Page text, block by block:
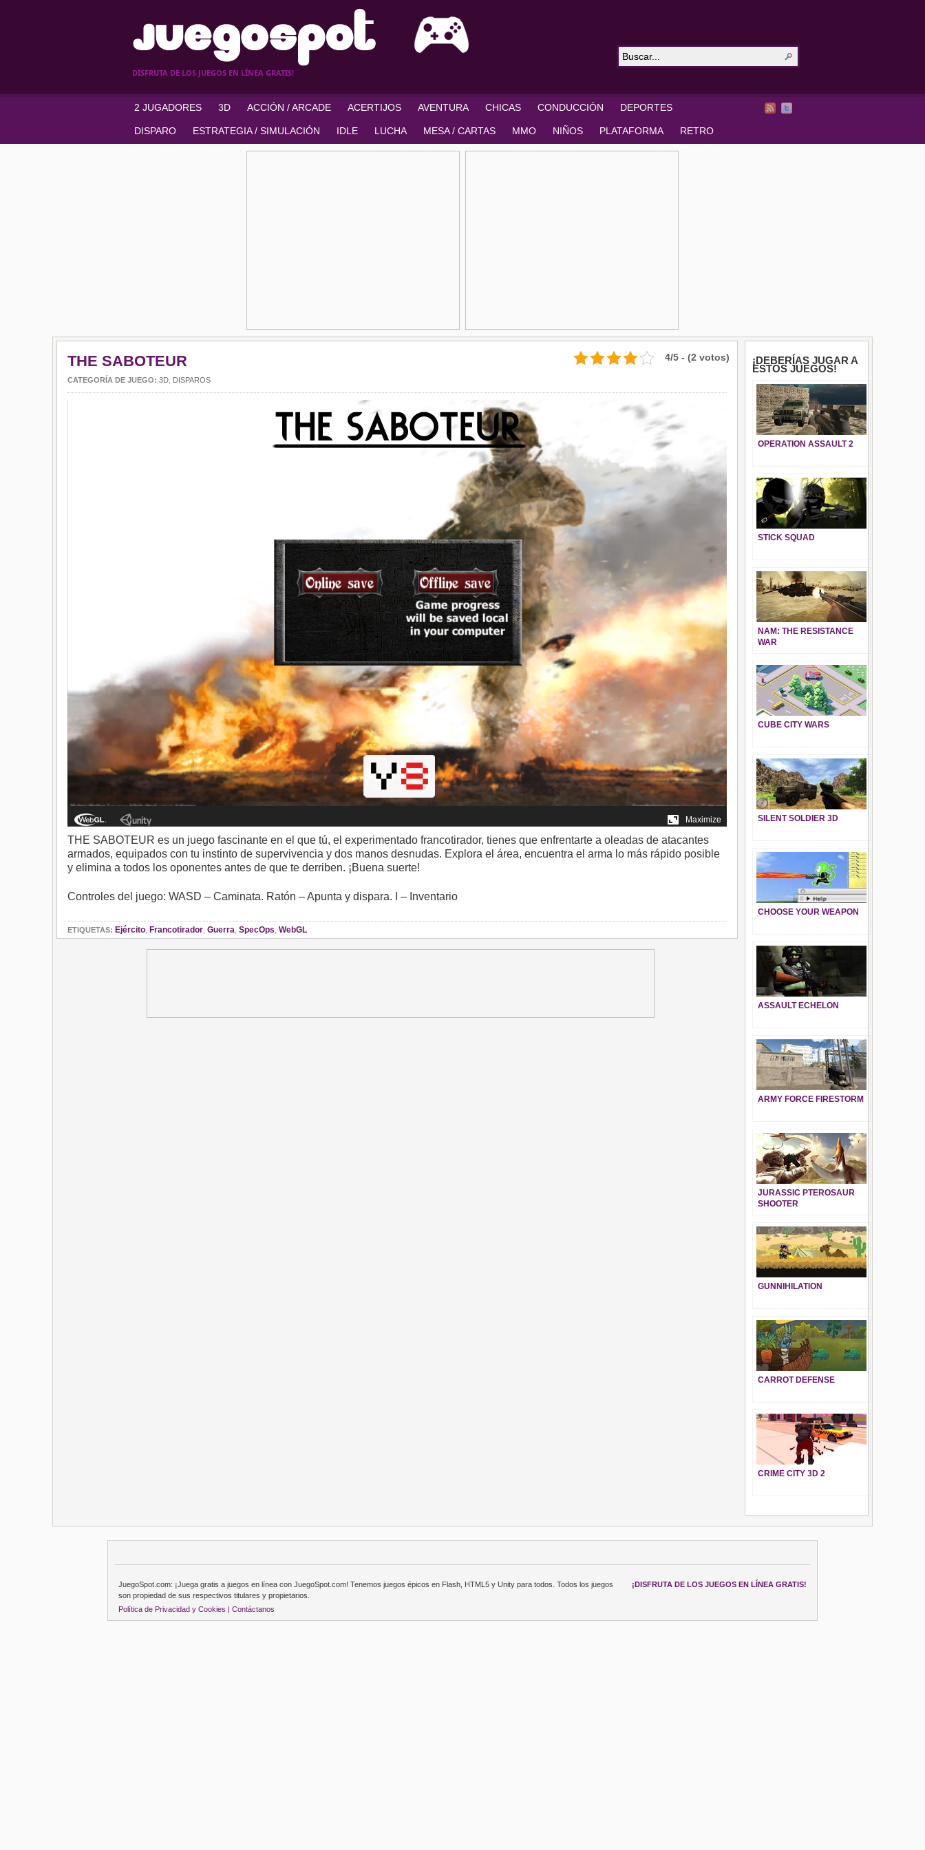
DISFRUTA DE LOS JUEGOS EN LÍNEA GRATIS!
2 JUGADORES 3D ACCIÓN / ARCADE ACERTIJOS AVENTURA CHICAS CONDUCCIÓN DEPORTES
DISPARO ESTRATEGIA / SIMULACIÓN IDLE LUCHA MESA / CARTAS MMO NIÑOS PLATAFORMA RETRO
4/5 - (2 votos)
THE SABOTEUR
CATEGORÍA DE JUEGO: 3D DISPAROS
THE SABOTEUR es un juego fascinante en el que tú, el experimentado francotirador, tienes que enfrentarte a oleadas de atacantes
armados, equipados con tu instinto de supervivencia y dos manos desnudas. Explora el área, encuentra el arma lo más rápido posible
y elimina a todos los oponentes antes de que te derriben. ¡Buena suerte!
Controles del juego: WASD – Caminata. Ratón – Apunta y dispara. I – Inventario
ETIQUETAS: Ejército, Francotirador, Guerra, SpecOps, WebGL
¡DEBERÍAS JUGAR A
ESTOS JUEGOS!
OPERATION ASSAULT 2
STICK SQUAD
NAM: THE RESISTANCE
WAR
CUBE CITY WARS
SILENT SOLDIER 3D
CHOOSE YOUR WEAPON
ASSAULT ECHELON
ARMY FORCE FIRESTORM
JURASSIC PTEROSAUR
SHOOTER
GUNNIHILATION
CARROT DEFENSE
CRIME CITY 3D 2
¡DISFRUTA DE LOS JUEGOS EN LÍNEA GRATIS!
JuegoSpot.com: ¡Juega gratis a juegos en línea con JuegoSpot.com! Tenemos juegos épicos en Flash, HTML5 y Unity para todos. Todos los juegos
son propiedad de sus respectivos titulares y propietarios.
Política de Privacidad y Cookies | Contáctanos